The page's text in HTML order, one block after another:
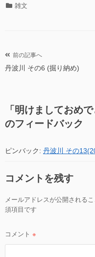
カ 雑文
投
稿
ゲ
ー
ョ
前の記事へ
丹波川 その6 (掘り納め)
「 明けましておめ
のフィードバック
ピンバック: 丹波川 その
コメントを残す
メールアドレスが公開されるこ
須項目です
コメント ※